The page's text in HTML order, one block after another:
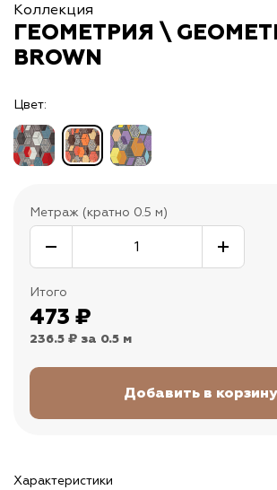
Коллекция
ГЕОМЕТРИЯ \
BROWN
Цвет:
Метраж (кратно 0.5 м)
Итого
473 ₽
236.5 ₽ за 0.5 м
Характеристики